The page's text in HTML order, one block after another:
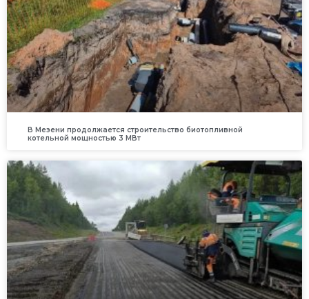
В Мезени продолжается строительство биотопливной
котельной мощностью 3 МВт